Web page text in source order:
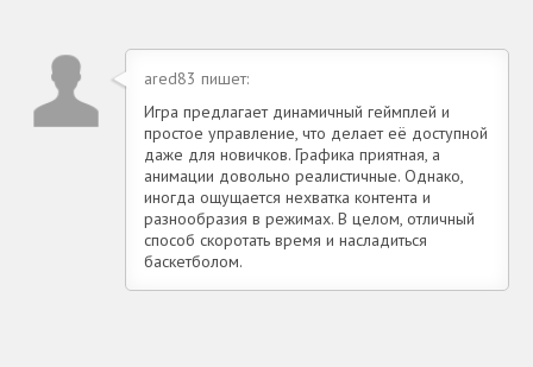
ared83 пишет:
Игра предлагает динамичный геймплей и
простое управление, что делает её доступной
даже для новичков. Графика приятная, а
анимации довольно реалистичные. Однако,
иногда ощущается нехватка контента и
разнообразия в режимах. В целом, отличный
способ скоротать время и насладиться
баскетболом.